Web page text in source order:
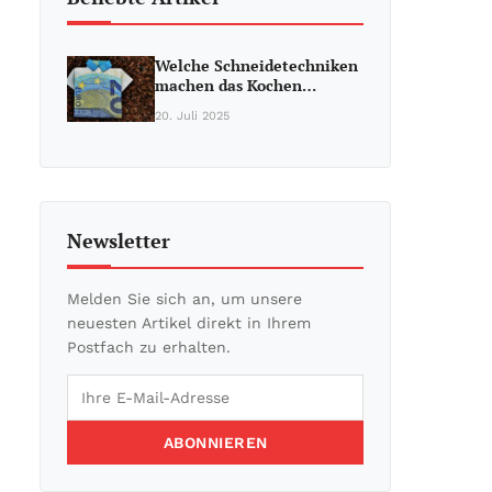
Welche Schneidetechniken
machen das Kochen…
20. Juli 2025
Newsletter
Melden Sie sich an, um unsere
neuesten Artikel direkt in Ihrem
Postfach zu erhalten.
ABONNIEREN